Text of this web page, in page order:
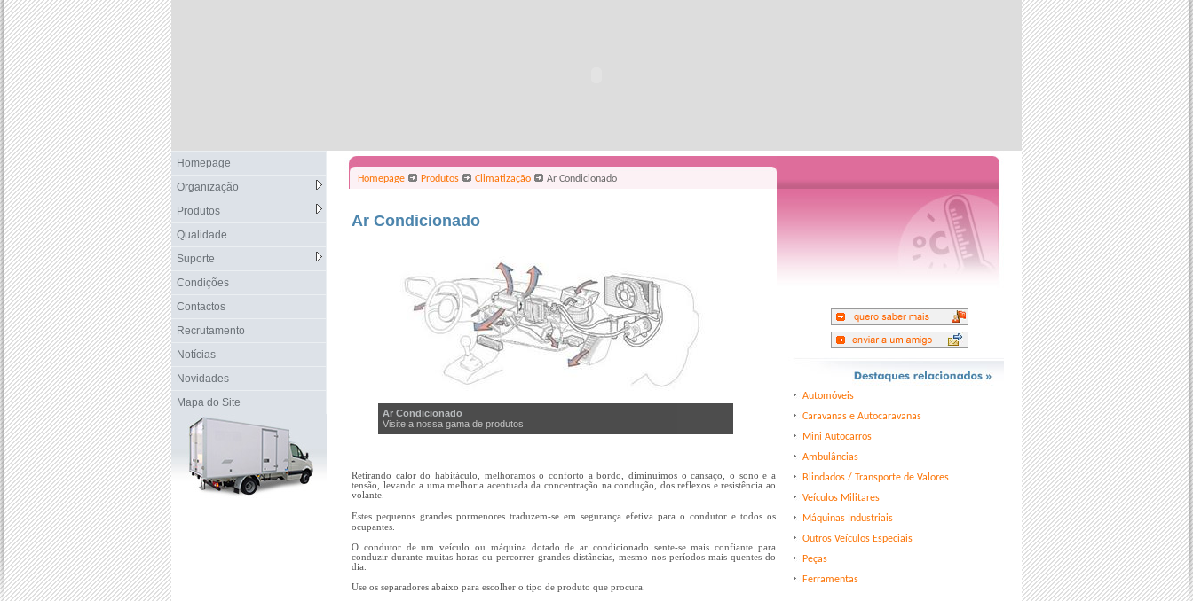
Homepage
Organização
Produtos
Qualidade
Suporte
Condições
Contactos
Recrutamento
Notícias
Novidades
Mapa do Site
Homepage Produtos Climatização Ar Condicionado
Ar Condicionado
Ar Condicionado
Visite a nossa gama de produtos
Retirando calor do habitáculo, melhoramos o conforto a bordo, diminuímos o cansaço, o sono e a
tensão, levando a uma melhoria acentuada da concentração na condução, dos reflexos e resistência ao
volante.
Estes pequenos grandes pormenores traduzem-se em segurança efetiva para o condutor e todos os
ocupantes.
O condutor de um veículo ou máquina dotado de ar condicionado sente-se mais confiante para
conduzir durante muitas horas ou percorrer grandes distâncias, mesmo nos períodos mais quentes do
dia.
Use os separadores abaixo para escolher o tipo de produto que procura.
Automóveis
Caravanas e Autocaravanas
Mini Autocarros
Ambulâncias
Blindados / Transporte de Valores
Veículos Militares
Máquinas Industriais
Outros Veículos Especiais
Peças
Ferramentas